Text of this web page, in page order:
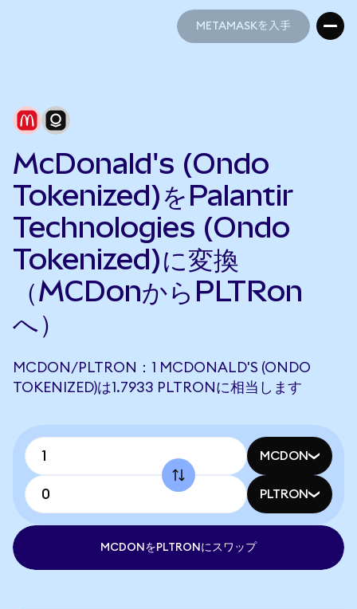
METAMASKを入手
McDonald's (Ondo
Tokenized)をPalantir
Technologies (Ondo
Tokenized)に変換
（MCDonからPLTRon
へ）
MCDON/PLTRON：1 MCDONALD'S (ONDO
TOKENIZED)は1.7933 PLTRONに相当します
MCDON
PLTRON
MCDONをPLTRONにスワップ